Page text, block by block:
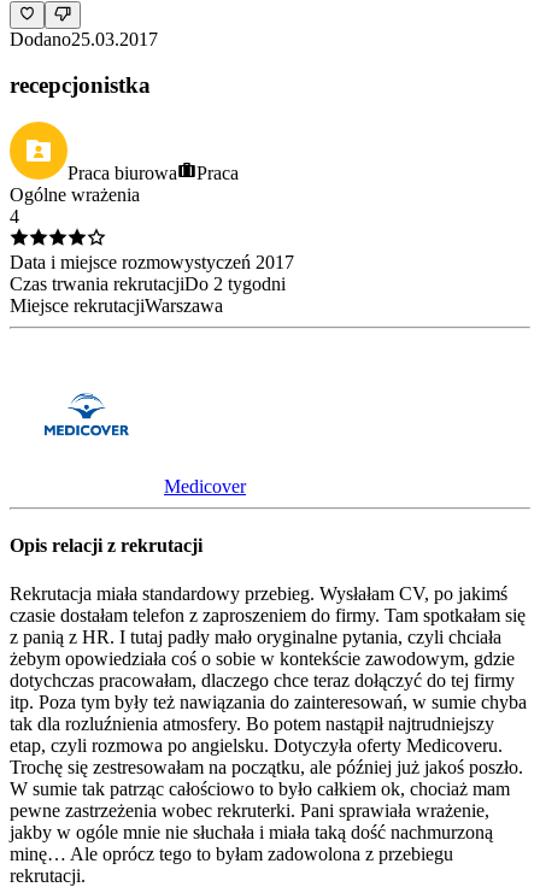
Dodano25.03.2017
recepcjonistka
Praca biurowa
Praca
Ogólne wrażenia
4
Data i miejsce rozmowystyczeń 2017
Czas trwania rekrutacjiDo 2 tygodni
Miejsce rekrutacjiWarszawa
Medicover
Opis relacji z rekrutacji
Rekrutacja miała standardowy przebieg. Wysłałam CV, po jakimś
czasie dostałam telefon z zaproszeniem do firmy. Tam spotkałam się
z panią z HR. I tutaj padły mało oryginalne pytania, czyli chciała
żebym opowiedziała coś o sobie w kontekście zawodowym, gdzie
dotychczas pracowałam, dlaczego chce teraz dołączyć do tej firmy
itp. Poza tym były też nawiązania do zainteresowań, w sumie chyba
tak dla rozluźnienia atmosfery. Bo potem nastąpił najtrudniejszy
etap, czyli rozmowa po angielsku. Dotyczyła oferty Medicoveru.
Trochę się zestresowałam na początku, ale później już jakoś poszło.
W sumie tak patrząc całościowo to było całkiem ok, chociaż mam
pewne zastrzeżenia wobec rekruterki. Pani sprawiała wrażenie,
jakby w ogóle mnie nie słuchała i miała taką dość nachmurzoną
minę… Ale oprócz tego to byłam zadowolona z przebiegu
rekrutacji.